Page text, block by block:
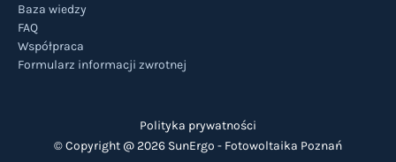
Baza wiedzy
FAQ
Współpraca
Formularz informacji zwrotnej
Polityka prywatności
© Copyright @ 2026 SunErgo - Fotowoltaika Poznań